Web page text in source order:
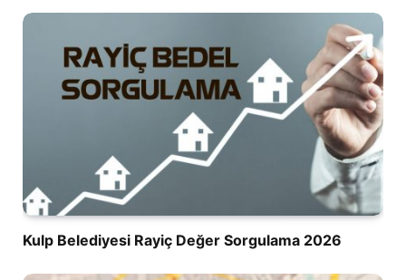
Kulp Belediyesi Rayiç Değer Sorgulama 2026